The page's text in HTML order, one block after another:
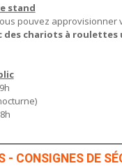
stand
pouvez
des chariots à roulettes
- CONSIGNES DE